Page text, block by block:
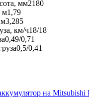
мм2180
м1,79
м3,285
км/ч18/18
0,49/0,71
0,5/0,41
на Mitsubishi